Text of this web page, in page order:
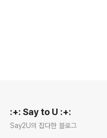
:+: Say to U :+:
Say2U의 잡다한 블로그